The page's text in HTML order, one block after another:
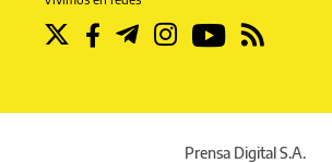
Prensa Digital S.A.